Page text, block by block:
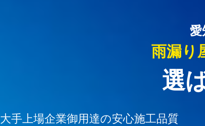
雨漏り
選
大手上場企業御用達の安心施工品質